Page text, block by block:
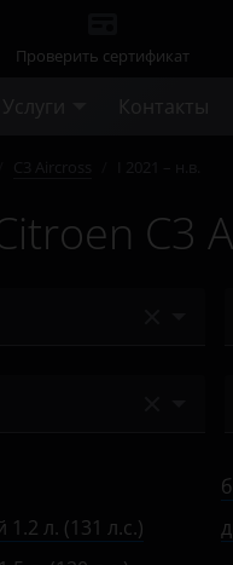
Проверить сертификат
Услуги Контакты
C3
л. (131 л.с.)